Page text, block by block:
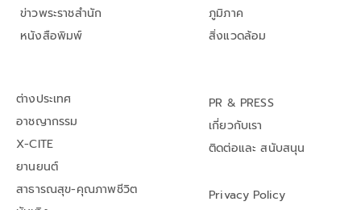
ข่าวพระราชสำนัก
หนังสือพิมพ์
ภูมิภาค
สิ่งแวดล้อม
ต่างประเทศ
อาชญากรรม
X-CITE
ยานยนต์
สาธารณสุข-คุณภาพชีวิต
PR & PRESS
เกี่ยวกับเรา
ติดต่อและ สนับสนุน
Privacy Policy